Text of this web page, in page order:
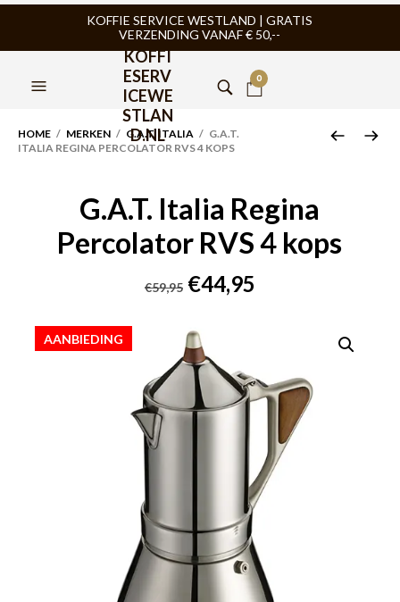
KOFFIE SERVICE WESTLAND | GRATIS
VERZENDING VANAF € 50,--
KOFFI
ESERV
ICEWE
STLAN
D.NL
0
HOME / MERKEN / G.A.T. ITALIA / G.A.T.
ITALIA REGINA PERCOLATOR RVS 4 KOPS
G.A.T. Italia Regina
Percolator RVS 4 kops
€59,95 Oorspronkelijke
prijs
was:
€59,95.
€44,95
AANBIEDING